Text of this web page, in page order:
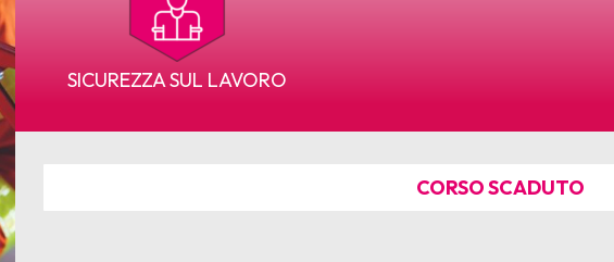
SICUREZZA SUL LAVORO
CORSO SCADUTO